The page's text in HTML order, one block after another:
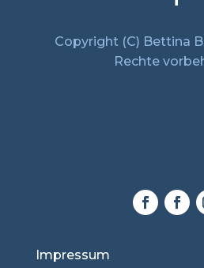
Copyright (C) Bettina
Rechte
Impressum